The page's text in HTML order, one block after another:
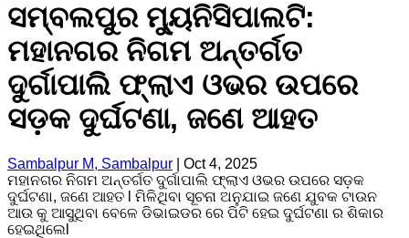
ସମ୍ବଲପୁର ମ୍ୟୁନିସିପାଲଟି:
ମହାନଗର ନିଗମ ଅନ୍ତର୍ଗତ
ଦୁର୍ଗାପାଲି ଫ୍ଲାଏ ଓଭର ଉପରେ
ସଡ଼କ ଦୁର୍ଘଟଣା, ଜଣେ ଆହତ
Sambalpur M, Sambalpur
Oct 4, 2025
ମହାନଗର ନିଗମ ଅନ୍ତର୍ଗତ ଦୁର୍ଗାପାଲି ଫ୍ଲାଏ ଓଭର ଉପରେ ସଡ଼କ
ଦୁର୍ଘଟଣା, ଜଣେ ଆହତ l ମିଳିଥିବା ସୂଚନା ଅନୁଯାଇ ଜଣେ ଯୁବକ ଟାଉନ
ଆଉ କୁ ଆସୁଥିବା ବେଳେ ଡିଭାଇଡର ରେ ପିଟି ହେଇ ଦୁର୍ଘଟଣା ର ଶିକାର
ହେଇଥିଲେl